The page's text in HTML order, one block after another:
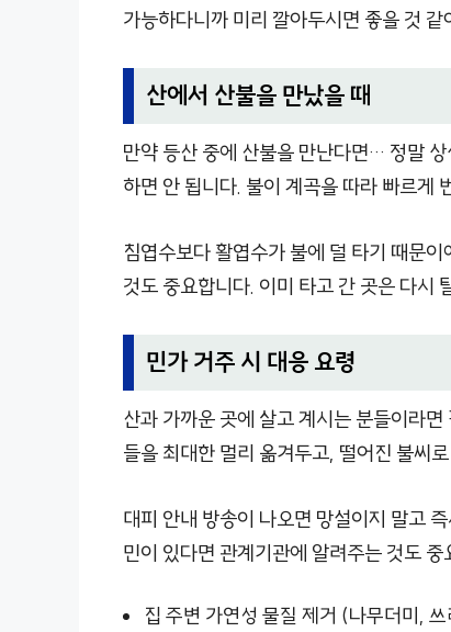
가능하다니까 미리 깔아두시면 좋을 것 같
산에서 산불을 만났을 때
만약 등산 중에 산불을 만난다면… 정말
하면 안 됩니다. 불이 계곡을 따라 빠르게
침엽수보다 활엽수가 불에 덜 타기 때문
것도 중요합니다. 이미 타고 간 곳은 다시
민가 거주 시 대응 요령
산과 가까운 곳에 살고 계시는 분들이라
들을 최대한 멀리 옮겨두고, 떨어진 불씨
대피 안내 방송이 나오면 망설이지 말고
민이 있다면 관계기관에 알려주는 것도 중
집 주변 가연성 물질 제거 (나무더미,